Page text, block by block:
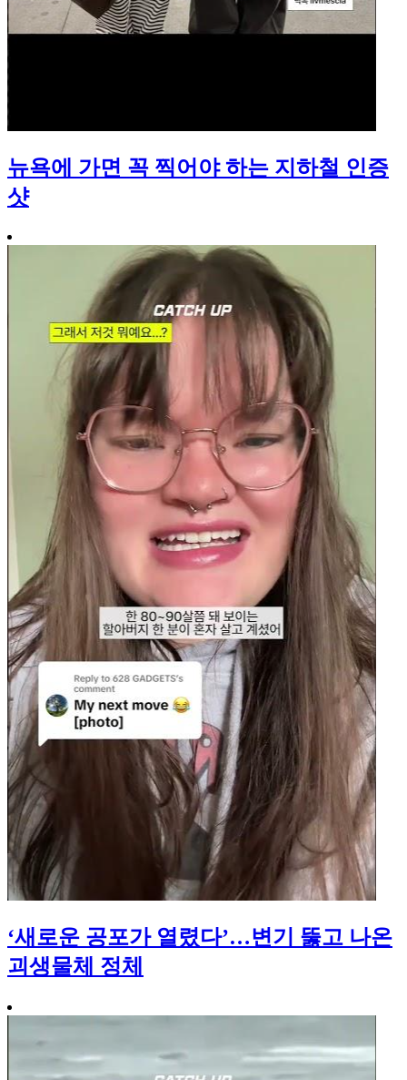
뉴욕에 가면 꼭 찍어야 하는 지하철 인증
샷
‘새로운 공포가 열렸다’…변기 뚫고 나온
괴생물체 정체